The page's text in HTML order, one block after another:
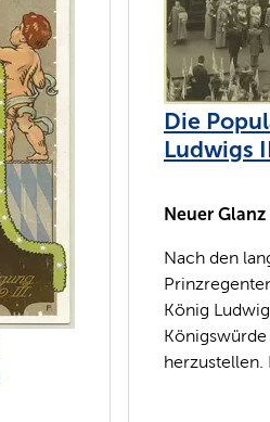
Die
Ludwigs
Neuer
Nach den
König
herzustellen.